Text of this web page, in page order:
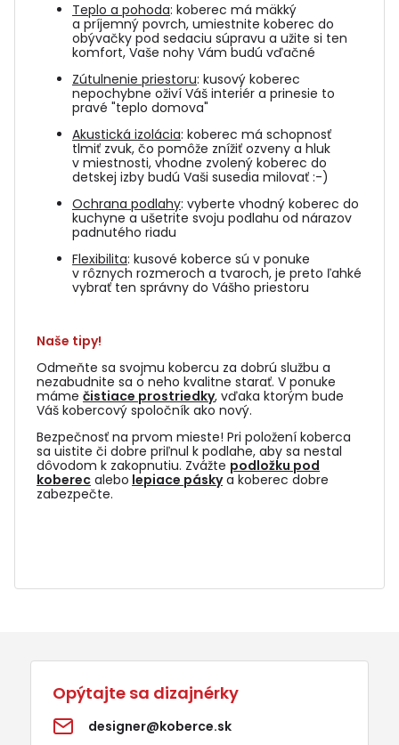
Teplo a pohoda: koberec má mäkký
a príjemný povrch, umiestnite koberec do
obývačky pod sedaciu súpravu a užite si ten
komfort, Vaše nohy Vám budú vďačné
Zútulnenie priestoru: kusový koberec
nepochybne oživí Váš interiér a prinesie to
pravé "teplo domova"
Akustická izolácia: koberec má schopnosť
tlmiť zvuk, čo pomôže znížiť ozveny a hluk
v miestnosti, vhodne zvolený koberec do
detskej izby budú Vaši susedia milovať :-)
Ochrana podlahy: vyberte vhodný koberec do
kuchyne a ušetrite svoju podlahu od nárazov
padnutého riadu
Flexibilita: kusové koberce sú v ponuke
v rôznych rozmeroch a tvaroch, je preto ľahké
vybrať ten správny do Vášho priestoru
Naše tipy!
Odmeňte sa svojmu kobercu za dobrú službu a
nezabudnite sa o neho kvalitne starať. V ponuke
máme čistiace prostriedky, vďaka ktorým bude
Váš kobercový spoločník ako nový.
Bezpečnosť na prvom mieste! Pri položení koberca
sa uistite či dobre priľnul k podlahe, aby sa nestal
dôvodom k zakopnutiu. Zvážte podložku pod
koberec alebo lepiace páskya koberec dobre
zabezpečte.
Opýtajte sa dizajnérky
designer@koberce.sk